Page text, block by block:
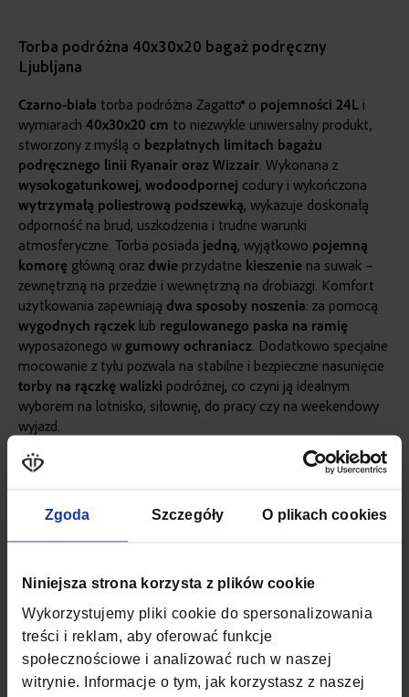
Zgoda Szczegóły O plikach cookies
Niniejsza strona korzysta z plików cookie
Wykorzystujemy pliki cookie do spersonalizowania
treści i reklam, aby oferować funkcje
społecznościowe i analizować ruch w naszej
witrynie. Informacje o tym, jak korzystasz z naszej
Torba podróżna 40x30x20 bagaż podręczny
Ljubljana
Czarno-biała torba podróżna Zagatto® o pojemności 24L i
wymiarach 40x30x20 cm to niezwykle uniwersalny produkt,
stworzony z myślą o bezpłatnych limitach bagażu
podręcznego linii Ryanair oraz Wizzair. Wykonana z
wysokogatunkowej, wodoodpornej codury i wykończona
wytrzymałą poliestrową podszewką, wykazuje doskonałą
odporność na brud, uszkodzenia i trudne warunki
atmosferyczne. Torba posiada jedną, wyjątkowo pojemną
komorę główną oraz dwie przydatne kieszenie na suwak –
zewnętrzną na przedzie i wewnętrzną na drobiazgi. Komfort
użytkowania zapewniają dwa sposoby noszenia: za pomocą
wygodnych rączek lub regulowanego paska na ramię
wyposażonego w gumowy ochraniacz. Dodatkowo specjalne
mocowanie z tyłu pozwala na stabilne i bezpieczne nasunięcie
torby na rączkę walizki podróżnej, co czyni ją idealnym
wyborem na lotnisko, siłownię, do pracy czy na weekendowy
wyjazd.
informacji
SKU ZG1147
KOLOR
MATERIAŁ POLIESTER, NYLON
SZEROKOŚĆ 30 CM
GŁĘBOKOŚĆ